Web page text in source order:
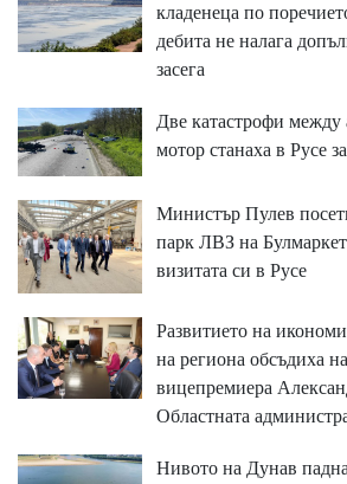
кладенеца по
дебита не налага
засега
Две катастрофи между
мотор станаха в Русе
Министър Пулев
парк ЛВЗ на
визитата си в Русе
Развитието на
на региона обсъдиха
вицепремиера
Областната
Нивото на Дунав